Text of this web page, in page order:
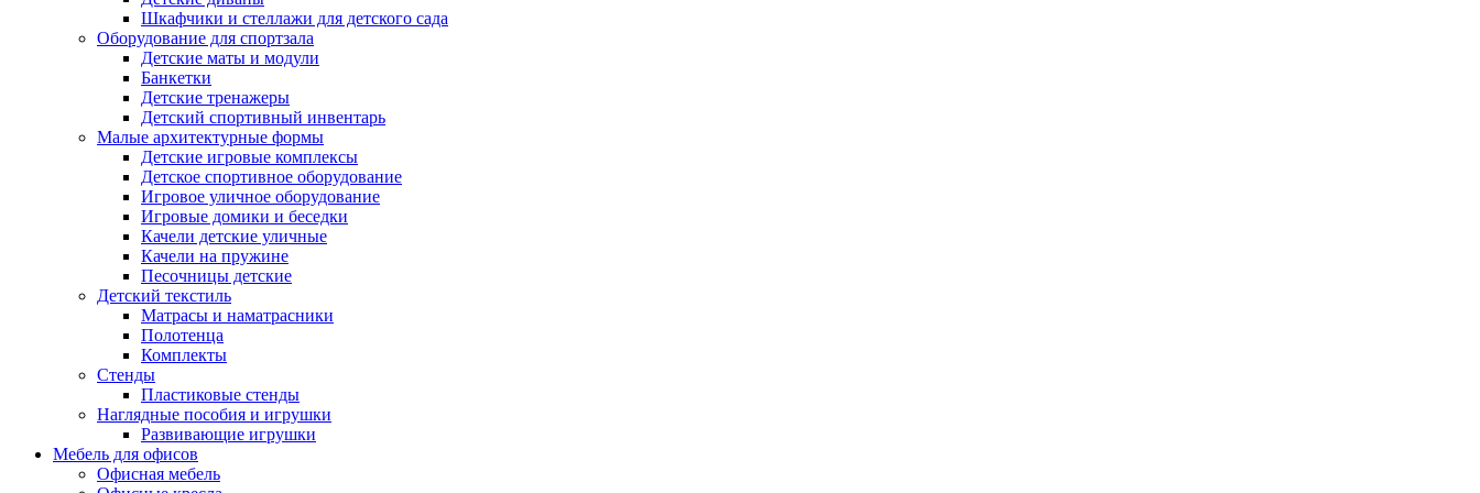
Шкафчики и стеллажи для детского сада
Оборудование для спортзала
Детские маты и модули
Банкетки
Детские тренажеры
Детский спортивный инвентарь
Малые архитектурные формы
Детские игровые комплексы
Детское спортивное оборудование
Игровое уличное оборудование
Игровые домики и беседки
Качели детские уличные
Качели на пружине
Песочницы детские
Детский текстиль
Матрасы и наматрасники
Полотенца
Комплекты
Стенды
Пластиковые стенды
Наглядные пособия и игрушки
Развивающие игрушки
Мебель для офисов
Офисная мебель